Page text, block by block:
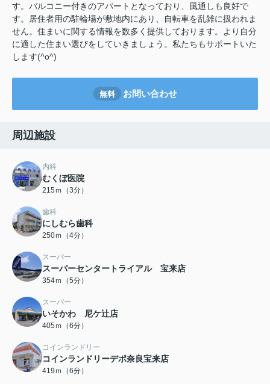
す。バルコニー付きのアパートとなっており、風通しも良好で
す。居住者用の駐輪場が敷地内にあり、自転車を乱雑に扱われま
せん。住まいに関する情報を数多く提供しております。より自分
に適した住まい選びをしていきましょう。私たちもサポートいた
します(^o^)
無料 お問い合わせ
周辺施設
内科
むくぼ医院
215ｍ（3分）
歯科
にしむら歯科
250ｍ（4分）
スーパー
スーパーセンタートライアル 宝来店
354ｍ（5分）
スーパー
いそかわ 尼ケ辻店
405ｍ（6分）
コインランドリー
コインランドリーデポ奈良宝来店
419ｍ（6分）